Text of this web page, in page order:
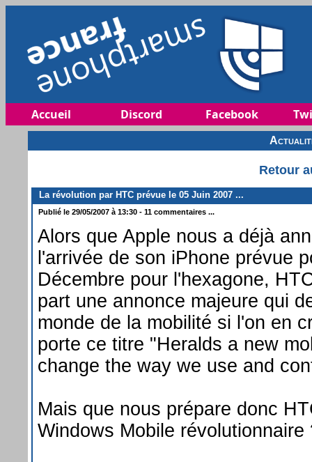
Accueil Discord Facebook
Retour
La révolution par HTC prévue le 05 Juin 2007 ...
Publié le 29/05/2007 à 13:30 - 11 commentaires ...
Alors que Apple nous a déjà
l'arrivée de son iPhone prévue
Décembre pour l'hexagone,
part une annonce majeure qui
monde de la mobilité si l'on en
porte ce titre "Heralds a new
change the way we use and
Mais que nous prépare donc
Windows Mobile révolutionnaire